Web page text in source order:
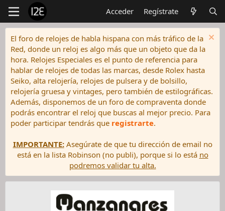
Acceder Regístrate
El foro de relojes de habla hispana con más tráfico de la
Red, donde un reloj es algo más que un objeto que da la
hora. Relojes Especiales es el punto de referencia para
hablar de relojes de todas las marcas, desde Rolex hasta
Seiko, alta relojería, relojes de pulsera y de bolsillo,
relojería gruesa y vintages, pero también de estilográficas.
Además, disponemos de un foro de compraventa donde
podrás encontrar el reloj que buscas al mejor precio. Para
poder participar tendrás que registrarte.
IMPORTANTE:Asegúrate de que tu dirección de email no
está en la lista Robinson (no publi), porque si lo está no
podremos validar tu alta.